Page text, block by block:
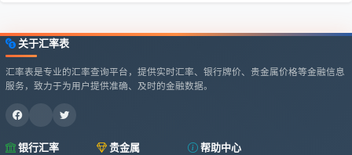
关于汇率表
汇率表是专业的汇率查询平台，提供实时汇率、银行牌价、贵金属价格等金融信息
服务，致力于为用户提供准确、及时的金融数据。
银行汇率 贵金属 帮助中心